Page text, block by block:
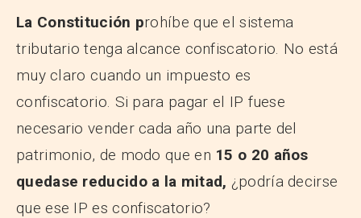
La Constitución prohíbe que el sistema
tributario tenga alcance confiscatorio. No está
muy claro cuando un impuesto es
confiscatorio. Si para pagar el IP fuese
necesario vender cada año una parte del
patrimonio, de modo que en 15 o 20 años
quedase reducido a la mitad, ¿podría decirse
que ese IP es confiscatorio?